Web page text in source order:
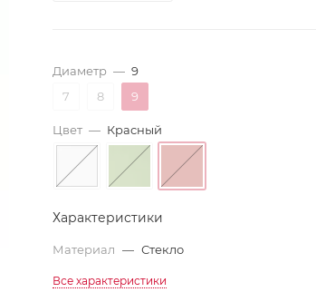
Диаметр — 9
7
8 9
Цвет — Красный
Характеристики
Материал — Стекло
Все характеристики